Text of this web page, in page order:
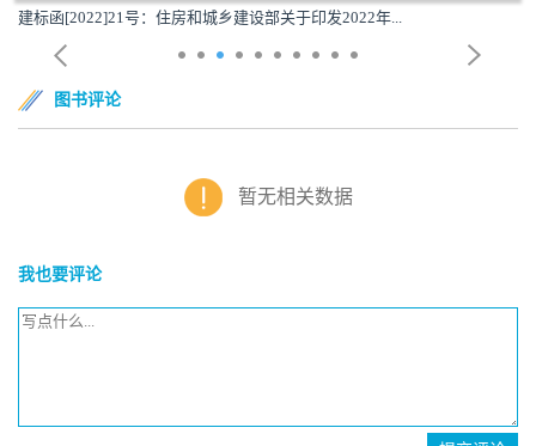
建标函[2022]21号：住房和城乡建设部关于印发2022年...
图书评论
暂无相关数据
我也要评论